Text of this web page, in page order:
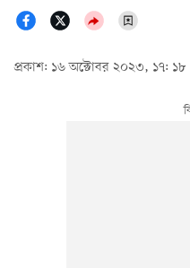
প্রকাশ: ১৬ অক্টোবর ২০২৩, ১৭: ১৮